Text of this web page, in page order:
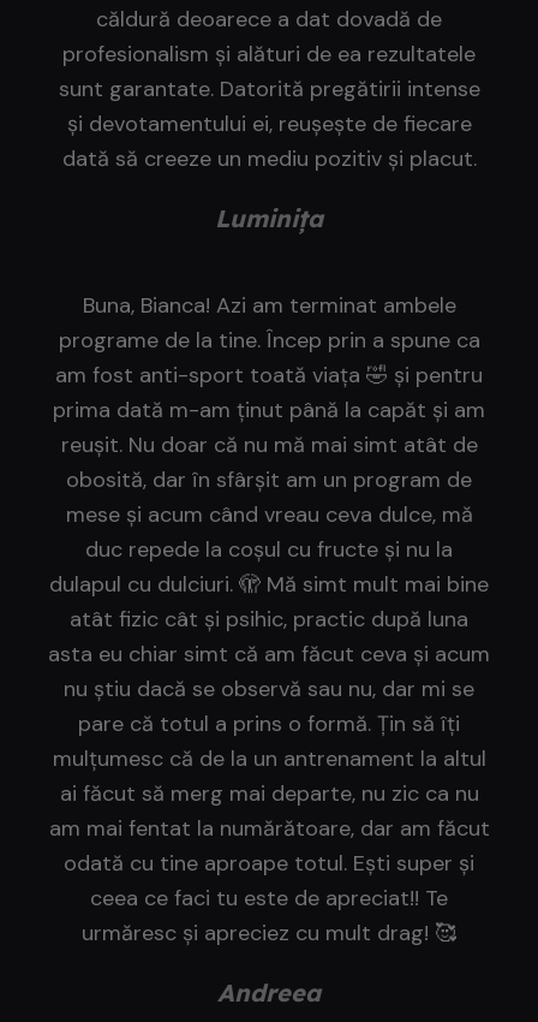
căldură deoarece a dat dovadă de
profesionalism și alături de ea rezultatele
sunt garantate. Datorită pregătirii intense
și devotamentului ei, reușește de fiecare
dată să creeze un mediu pozitiv și placut.
Luminița
Buna, Bianca! Azi am terminat ambele
programe de la tine. Încep prin a spune ca
am fost anti-sport toată viața 🤣 și pentru
prima dată m-am ținut până la capăt și am
reușit. Nu doar că nu mă mai simt atât de
obosită, dar în sfârșit am un program de
mese și acum când vreau ceva dulce, mă
duc repede la coșul cu fructe și nu la
dulapul cu dulciuri. 🫣 Mă simt mult mai bine
atât fizic cât și psihic, practic după luna
asta eu chiar simt că am făcut ceva și acum
nu știu dacă se observă sau nu, dar mi se
pare că totul a prins o formă. Țin să îți
mulțumesc că de la un antrenament la altul
ai făcut să merg mai departe, nu zic ca nu
am mai fentat la numărătoare, dar am făcut
odată cu tine aproape totul. Ești super și
ceea ce faci tu este de apreciat!! Te
urmăresc și apreciez cu mult drag! 🥰
Andreea